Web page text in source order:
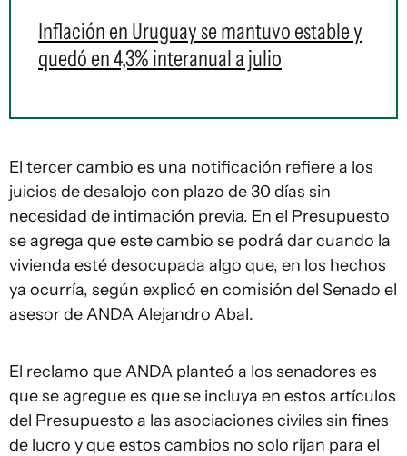
Inflación en Uruguay se mantuvo estable y
quedó en 4,3% interanual a julio
El tercer cambio es una notificación refiere a los
juicios de desalojo con plazo de 30 días sin
necesidad de intimación previa. En el Presupuesto
se agrega que este cambio se podrá dar cuando la
vivienda esté desocupada algo que, en los hechos
ya ocurría, según explicó en comisión del Senado el
asesor de ANDA Alejandro Abal.
El reclamo que ANDA planteó a los senadores es
que se agregue es que se incluya en estos artículos
del Presupuesto a las asociaciones civiles sin fines
de lucro y que estos cambios no solo rijan para el